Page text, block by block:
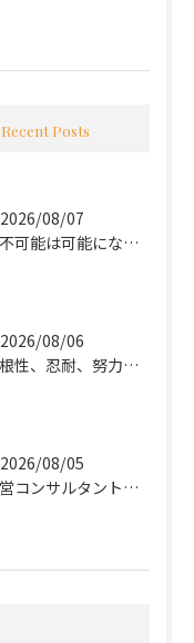
Recent Posts
2026/08/07
『不可能は可能になる』
2026/08/06
『根性、忍耐、努力という言葉は死語なのか』
2026/08/05
経営コンサルタントのモーちゃん・毛利京申です。